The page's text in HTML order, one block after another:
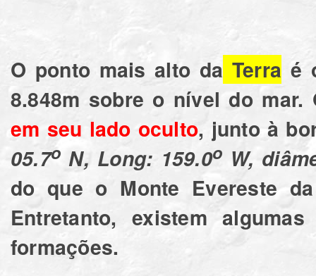
O ponto mais alto da Terra é
8.848m sobre o nível do
em seu lado oculto, junto à
05.7o N, Long: 159.0o W,
do que o Monte Evereste
Entretanto, existem
formações.